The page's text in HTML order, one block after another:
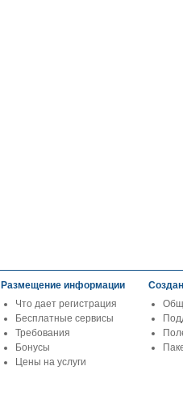
Размещение информации
Что дает регистрация
Бесплатные сервисы
Требования
Бонусы
Цены на услуги